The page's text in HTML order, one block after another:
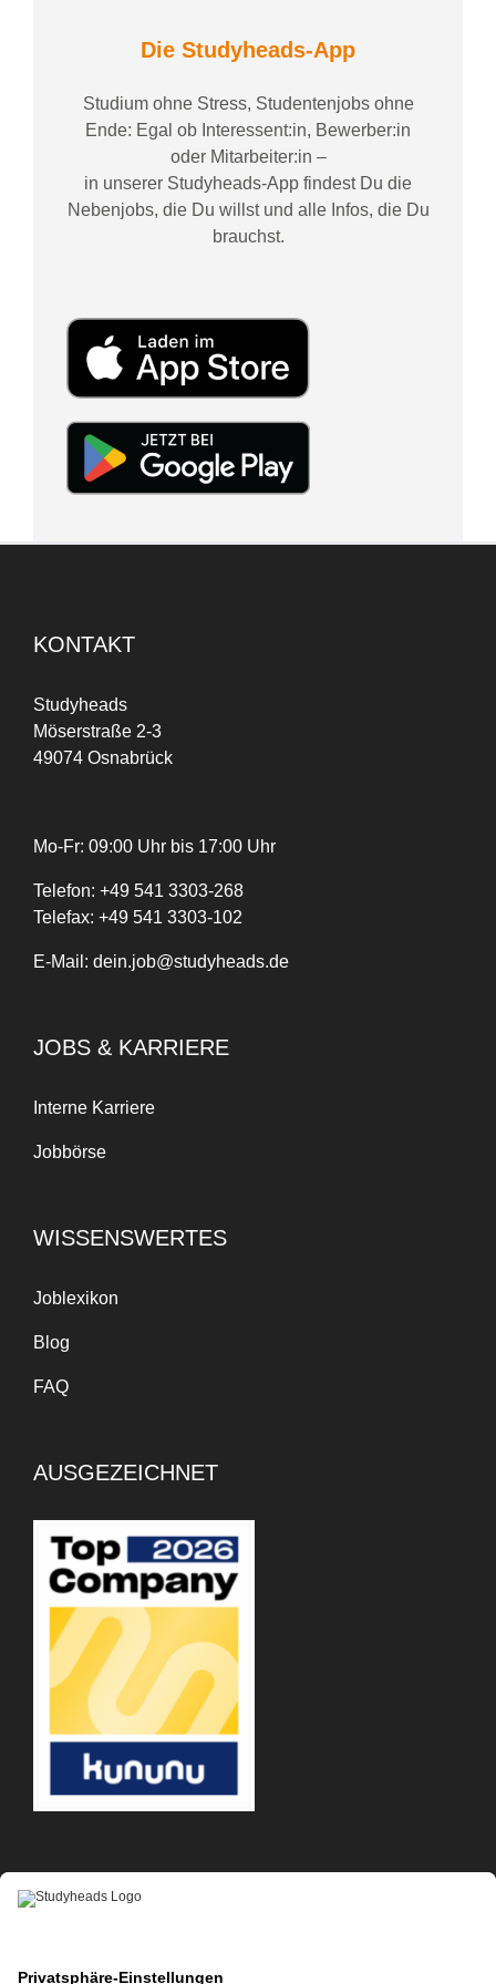
Die Studyheads-App
Studium ohne Stress, Studentenjobs ohne
Ende: Egal ob Interessent:in, Bewerber:in
oder Mitarbeiter:in –
in unserer Studyheads-App findest Du die
Nebenjobs, die Du willst und alle Infos, die Du
brauchst.
KONTAKT
Studyheads
Möserstraße 2-3
49074 Osnabrück
Mo-Fr: 09:00 Uhr bis 17:00 Uhr
Telefon: +49 541 3303-268
Telefax: +49 541 3303-102
E-Mail: dein.job@studyheads.de
JOBS & KARRIERE
Interne Karriere
Jobbörse
WISSENSWERTES
Joblexikon
Blog
FAQ
AUSGEZEICHNET